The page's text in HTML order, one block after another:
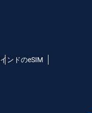
インドのeSIM